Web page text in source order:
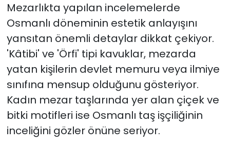
Mezarlıkta yapılan incelemelerde
Osmanlı döneminin estetik anlayışını
yansıtan önemli detaylar dikkat çekiyor.
'Kâtibi' ve 'Örfi' tipi kavuklar, mezarda
yatan kişilerin devlet memuru veya ilmiye
sınıfına mensup olduğunu gösteriyor.
Kadın mezar taşlarında yer alan çiçek ve
bitki motifleri ise Osmanlı taş işçiliğinin
inceliğini gözler önüne seriyor.